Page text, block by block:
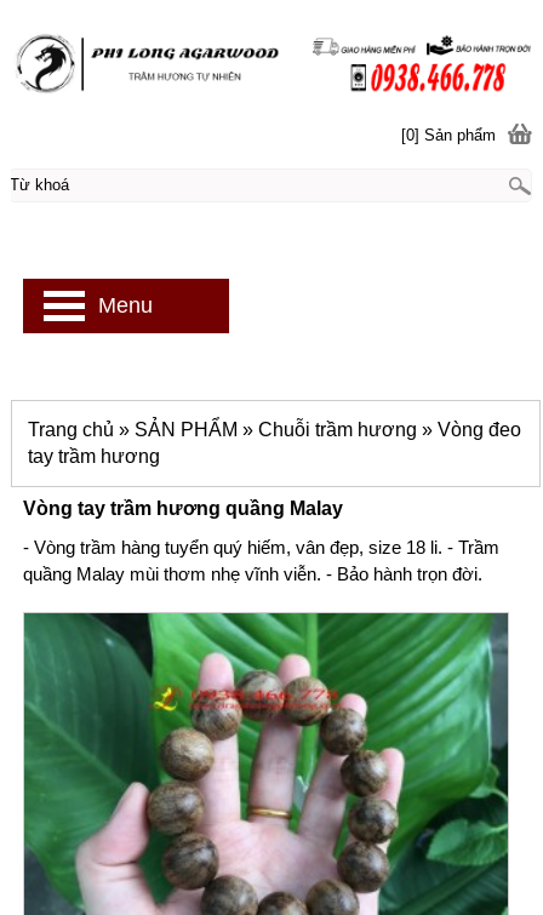
Vòng tay trầm hương quầng Malay
- Vòng trầm hàng tuyển quý hiếm, vân đẹp, size 18 li. - Trầm
quầng Malay mùi thơm nhẹ vĩnh viễn. - Bảo hành trọn đời.
Trang chủ » SẢN PHẨM » Chuỗi trầm hương » Vòng đeo
tay trầm hương
[0] Sản phẩm
Menu